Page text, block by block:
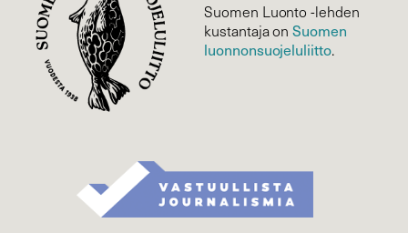
Suomen Luonto -lehden
kustantaja onSuomen
luonnonsuojelu­liitto.